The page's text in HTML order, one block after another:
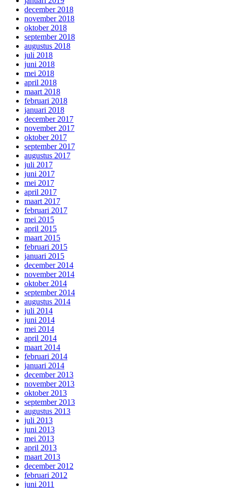
december 2018
november 2018
oktober 2018
september 2018
augustus 2018
juli 2018
juni 2018
mei 2018
april 2018
maart 2018
februari 2018
januari 2018
december 2017
november 2017
oktober 2017
september 2017
augustus 2017
juli 2017
juni 2017
mei 2017
april 2017
maart 2017
februari 2017
mei 2015
april 2015
maart 2015
februari 2015
januari 2015
december 2014
november 2014
oktober 2014
september 2014
augustus 2014
juli 2014
juni 2014
mei 2014
april 2014
maart 2014
februari 2014
januari 2014
december 2013
november 2013
oktober 2013
september 2013
augustus 2013
juli 2013
juni 2013
mei 2013
april 2013
maart 2013
december 2012
februari 2012
juni 2011